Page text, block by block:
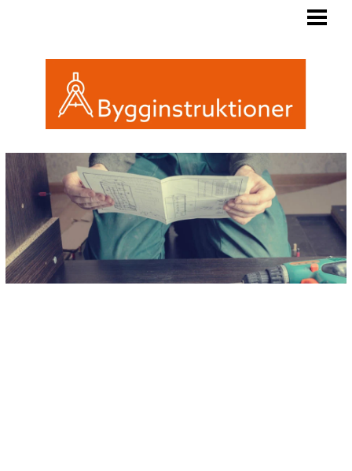
ATTEFALL ELLER FRIGGEBOD
INREDA EN FRIGGEBOD